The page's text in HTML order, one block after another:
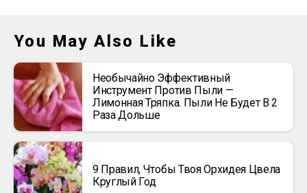
You May Also Like
Необычайно Эффективный
Инструмент Против Пыли —
Лимонная Тряпка. Пыли Не Будет В 2
Раза Дольше
9 Правил, Чтобы Твоя Орхидея Цвела
Круглый Год